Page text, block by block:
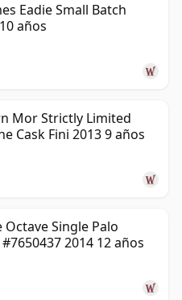
Eadie Small Batch
años
Mor Strictly Limited
Cask Fini 2013 9 años
Single Palo
2014 12 años